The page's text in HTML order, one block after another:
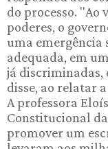
do processo. "Ao
poderes, o
uma emergência
adequada, em
já discriminadas,
disse, ao relatar
A professora
Constitucional
promover um